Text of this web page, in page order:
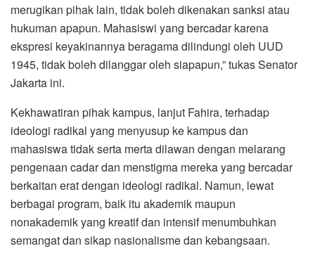
merugikan pihak lain, tidak boleh dikenakan sanksi atau
hukuman apapun. Mahasiswi yang bercadar karena
ekspresi keyakinannya beragama dilindungi oleh UUD
1945, tidak boleh dilanggar oleh siapapun,” tukas Senator
Jakarta ini.
Kekhawatiran pihak kampus, lanjut Fahira, terhadap
ideologi radikal yang menyusup ke kampus dan
mahasiswa tidak serta merta dilawan dengan melarang
pengenaan cadar dan menstigma mereka yang bercadar
berkaitan erat dengan ideologi radikal. Namun, lewat
berbagai program, baik itu akademik maupun
nonakademik yang kreatif dan intensif menumbuhkan
semangat dan sikap nasionalisme dan kebangsaan.